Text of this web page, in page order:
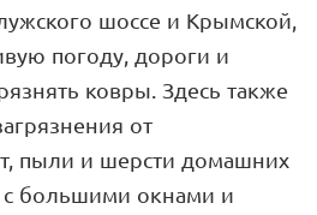
шоссе и Крымской,
погоду, дороги и
ковры. Здесь также
от
пыли и шерсти домашних
большими окнами и